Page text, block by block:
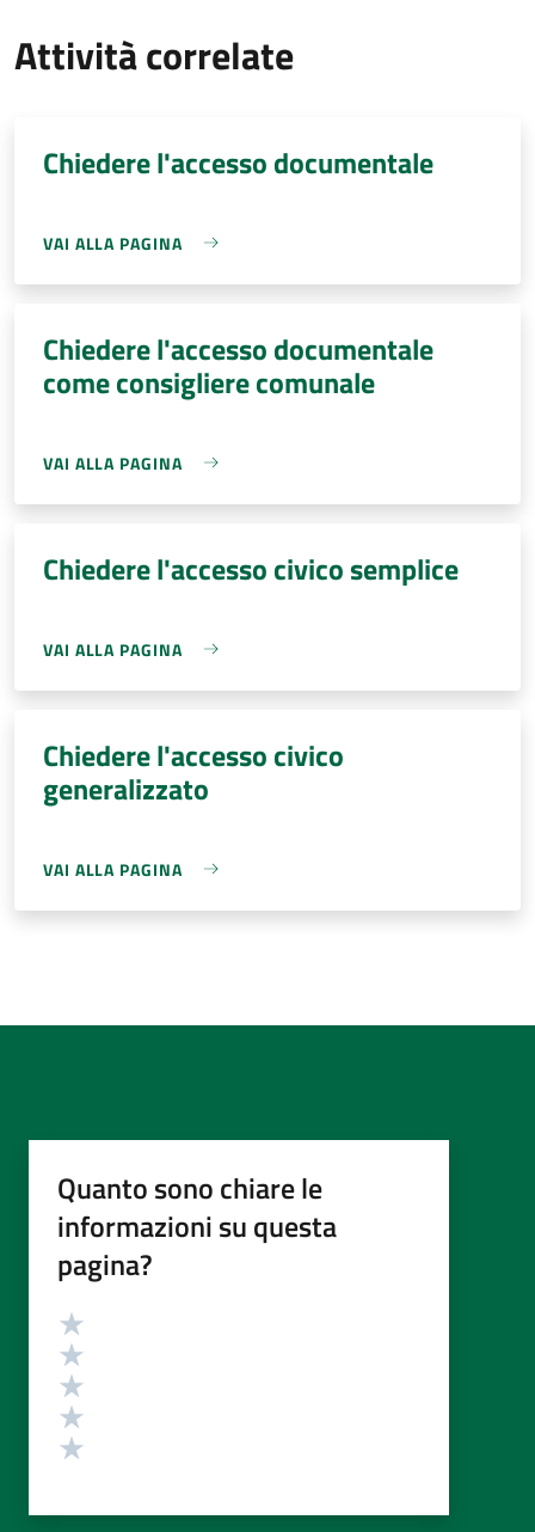
Attività correlate
Chiedere l'accesso documentale
VAI ALLA PAGINA
Chiedere l'accesso documentale
come consigliere comunale
VAI ALLA PAGINA
Chiedere l'accesso civico semplice
VAI ALLA PAGINA
Chiedere l'accesso civico
generalizzato
VAI ALLA PAGINA
Quanto sono chiare le
informazioni su questa
pagina?
Valutazione